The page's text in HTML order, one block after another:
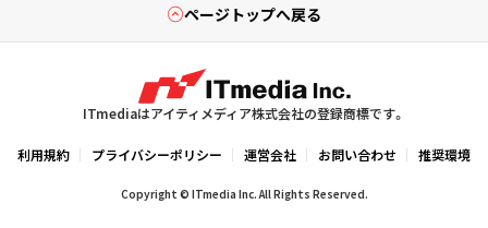
ページトップへ戻る
ITmediaはアイティメディア株式会社の登録商標です。
利用規約 プライバシーポリシー 運営会社 お問い合わせ 推奨環境
Copyright © ITmedia Inc. All Rights Reserved.